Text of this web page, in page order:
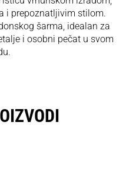
i prepoznatljivim stilom.
šarma, idealan za
i osobni pečat u svom